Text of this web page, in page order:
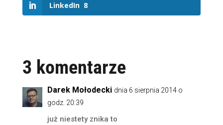
LinkedIn 8
3 komentarze
Darek Mołodecki dnia 6 sierpnia 2014 o
godz. 20:39
już niestety znika to